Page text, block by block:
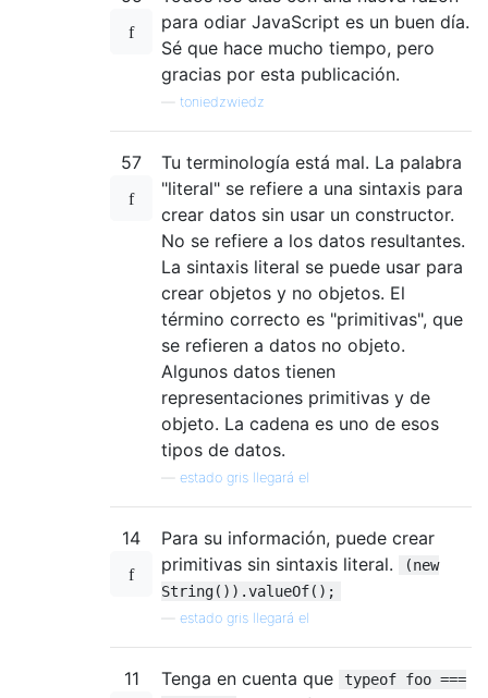
para odiar JavaScript es un buen día.
Sé que hace mucho tiempo, pero
gracias por esta publicación.
toniedzwiedz
57
Tu terminología está mal. La palabra
"literal" se refiere a una sintaxis para
crear datos sin usar un constructor.
No se refiere a los datos resultantes.
La sintaxis literal se puede usar para
crear objetos y no objetos. El
término correcto es "primitivas", que
se refieren a datos no objeto.
Algunos datos tienen
representaciones primitivas y de
objeto. La cadena es uno de esos
tipos de datos.
estado gris llegará el
14
Para su información, puede crear
primitivas sin sintaxis literal.
(new
String()).valueOf();
estado gris llegará el
11 Tenga en cuenta que
typeof foo ===